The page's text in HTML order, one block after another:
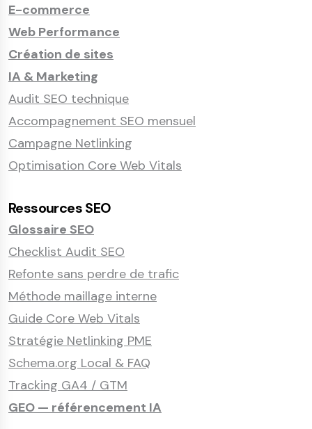
E-commerce
Web Performance
Création de sites
IA & Marketing
Audit SEO technique
Accompagnement SEO mensuel
Campagne Netlinking
Optimisation Core Web Vitals
Ressources SEO
Glossaire SEO
Checklist Audit SEO
Refonte sans perdre de trafic
Méthode maillage interne
Guide Core Web Vitals
Stratégie Netlinking PME
Schema.org Local & FAQ
Tracking GA4 / GTM
GEO — référencement IA